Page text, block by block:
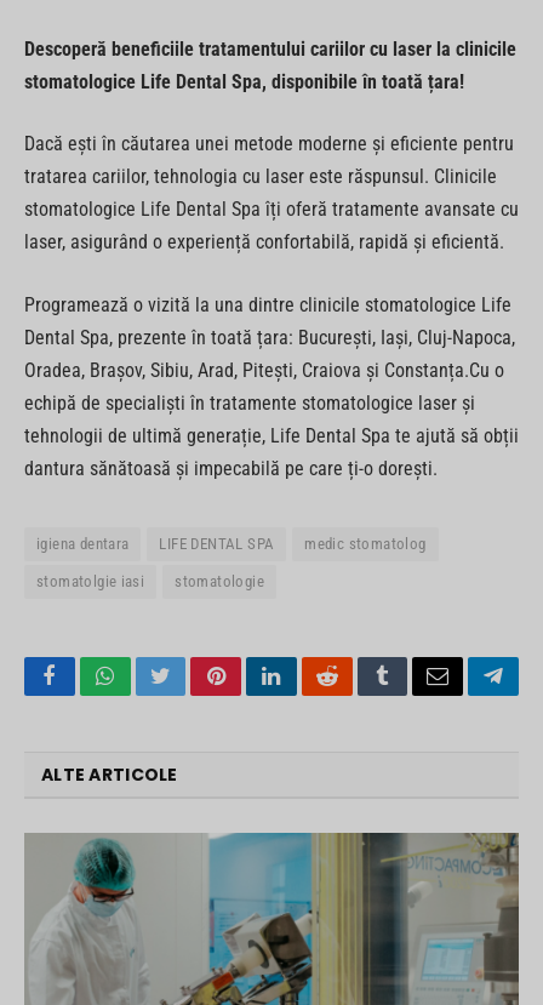
Descoperă beneficiile tratamentului cariilor cu laser la clinicile
stomatologice Life Dental Spa, disponibile în toată țara!
Dacă ești în căutarea unei metode moderne și eficiente pentru
tratarea cariilor, tehnologia cu laser este răspunsul. Clinicile
stomatologice Life Dental Spa îți oferă tratamente avansate cu
laser, asigurând o experiență confortabilă, rapidă și eficientă.
Programează o vizită la una dintre clinicile stomatologice Life
Dental Spa, prezente în toată țara: București, Iași, Cluj-Napoca,
Oradea, Brașov, Sibiu, Arad, Pitești, Craiova și Constanța.Cu o
echipă de specialiști în tratamente stomatologice laser și
tehnologii de ultimă generație, Life Dental Spa te ajută să obții
dantura sănătoasă și impecabilă pe care ți-o dorești.
igiena dentara LIFE DENTAL SPA medic stomatolog
stomatolgie iasi stomatologie
FacebookWhatsApp
TwitterPinterestLinkedInRedditTumblrEmail
ALTE ARTICOLE